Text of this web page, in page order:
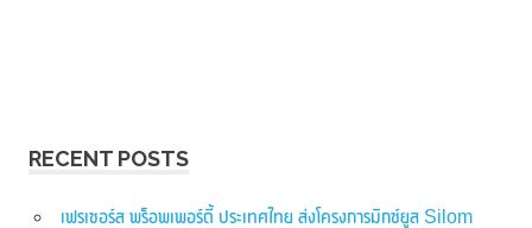
RECENT POSTS
เฟรเซอร์ส พร็อพเพอร์ตี้ ประเทศไทย ส่งโครงการมิกซ์ยูส Silom